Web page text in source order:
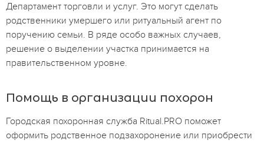
Департамент торговли и услуг. Это могут сделать
родственники умершего или ритуальный агент по
поручению семьи. В ряде особо важных случаев,
решение о выделении участка принимается на
правительственном уровне.
Помощь в организации похорон
Городская похоронная служба Ritual.PRO поможет
оформить родственное подзахоронение или приобрести